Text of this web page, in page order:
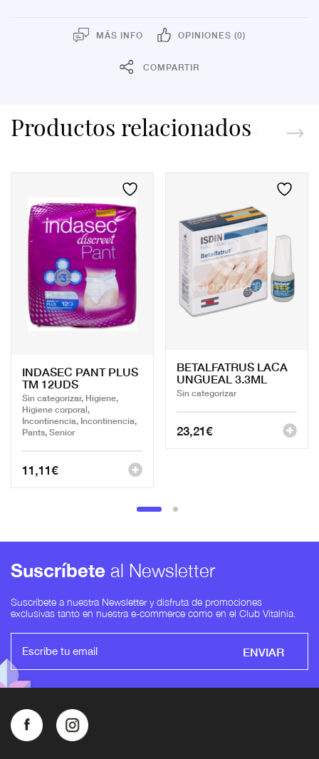
MÁS INFO OPINIONES (0)
COMPARTIR
Productos relacionados
INDASEC PANT PLUS
TM 12UDS
Sin categorizar, Higiene,
Higiene corporal,
Incontinencia, Incontinencia,
Pants, Senior
11,11€
BETALFATRUS LACA
UNGUEAL 3.3ML
Sin categorizar
23,21€
Suscríbete al Newsletter
Suscríbete a nuestra Newsletter y disfruta de promociones
exclusivas tanto en nuestra e-commerce como en el Club Vitalnia.
ENVIAR